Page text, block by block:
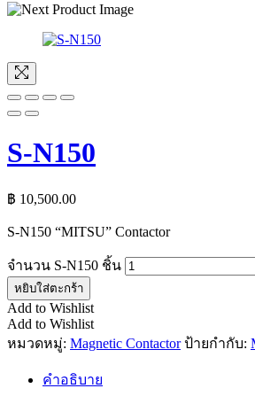
S-N150
฿ 10,500.00
S-N150 “MITSU” Contactor
จำนวน S-N150 ชิ้น
หยิบใส่ตะกร้า
Add to Wishlist
Add to Wishlist
หมวดหมู่: Magnetic Contactor ป้ายกำกับ:
คำอธิบาย